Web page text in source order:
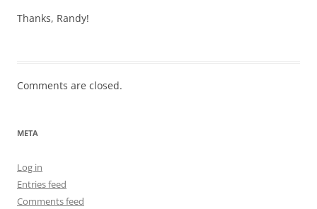
Thanks, Randy!
Comments are closed.
META
Log in
Entries feed
Comments feed